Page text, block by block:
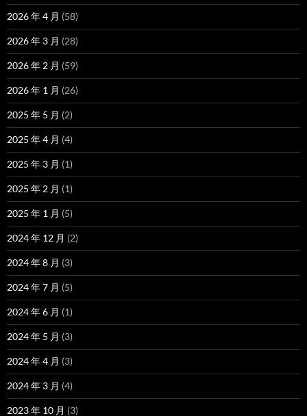
2026 年 4 月 (58)
2026 年 3 月 (28)
2026 年 2 月 (59)
2026 年 1 月 (26)
2025 年 5 月 (2)
2025 年 4 月 (4)
2025 年 3 月 (1)
2025 年 2 月 (1)
2025 年 1 月 (5)
2024 年 12 月 (2)
2024 年 8 月 (3)
2024 年 7 月 (5)
2024 年 6 月 (1)
2024 年 5 月 (3)
2024 年 4 月 (3)
2024 年 3 月 (4)
2023 年 10 月 (3)